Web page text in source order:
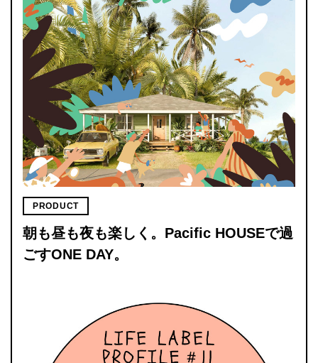
PRODUCT
朝も昼も夜も楽しく。Pacific HOUSEで過
ごすONE DAY。